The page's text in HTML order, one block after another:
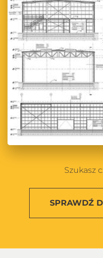
Szukasz
SPRAWDŹ